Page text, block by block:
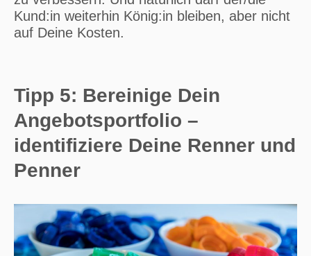
Kund:in weiterhin König:in bleiben, aber nicht
auf Deine Kosten.
Tipp 5: Bereinige Dein
Angebotsportfolio –
identifiziere Deine Renner und
Penner